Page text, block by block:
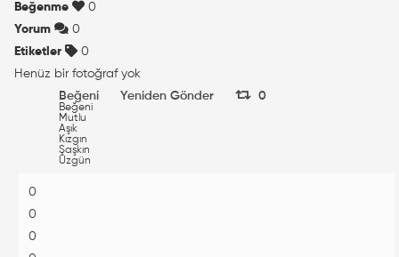
Beğenme
0
Yorum
0
Etiketler
0
Henüz bir fotoğraf yok
Beğeni
Beğeni
Mutlu
Aşık
Kızgın
Şaşkın
Üzgün
Yeniden Gönder 0
0
0
0